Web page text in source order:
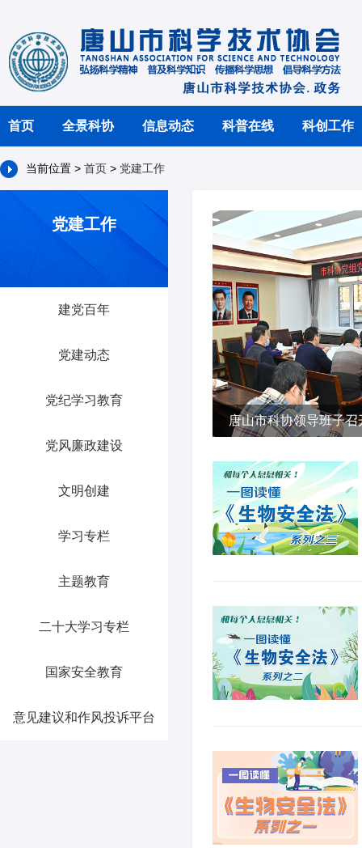
首页 全景科协 信息动态 科普在线 科创工作
当前位置 > 首页 > 党建工作
党建工作
建党百年
党建动态
党纪学习教育
党风廉政建设
文明创建
学习专栏
主题教育
二十大学习专栏
国家安全教育
意见建议和作风投诉平台
唐山市科协领导班子